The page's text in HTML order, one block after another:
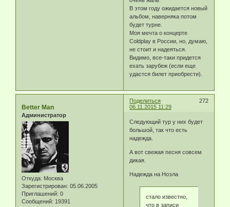
В этом году ожидается новый
альбом, наверняка потом
будет турне.
Моя мечта о концерте
Coldplay в России, но, думаю,
не стоит и надеяться.
Видимо, все-таки придется
ехать зарубеж (если еще
удастся билет приобрести).
Поделиться
272
06.11.2015 11:29
Better Man
Администратор
Откуда: Москва
Зарегистрирован: 05.06.2005
Приглашений: 0
Сообщений: 19391
Следующий тур у них будет
большой, так что есть
надежда.
А вот свежая песня совсем
дикая.
Надежда на Ноэла
стало известно,
что в записи